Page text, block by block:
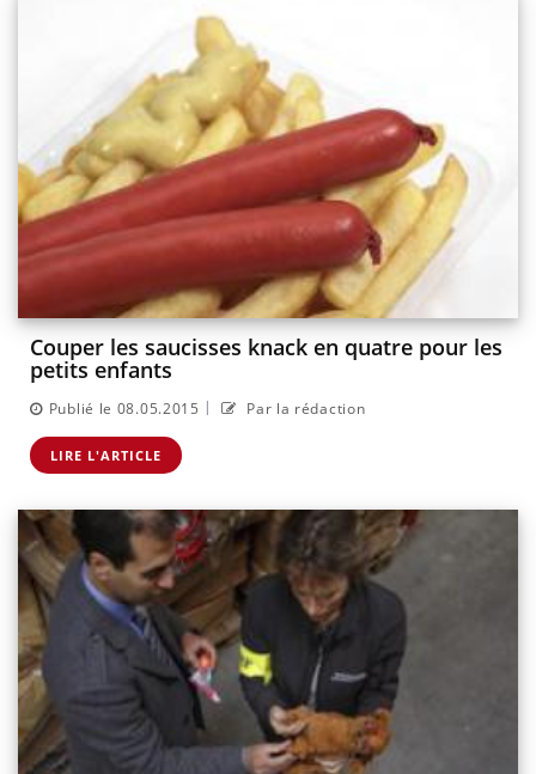
Couper les saucisses knack en quatre pour les
petits enfants
Publié le 08.05.2015 | Par la rédaction
LIRE L'ARTICLE